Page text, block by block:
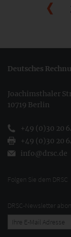
Deutsches
Joachimsthaler
10719 Berlin
+49 (0)30 20
+49 (0)30 20
info@drsc.de
Folgen Sie dem DRSC
DRSC-Newsletter